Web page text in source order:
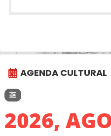
AGENDA CULTURAL
2026,